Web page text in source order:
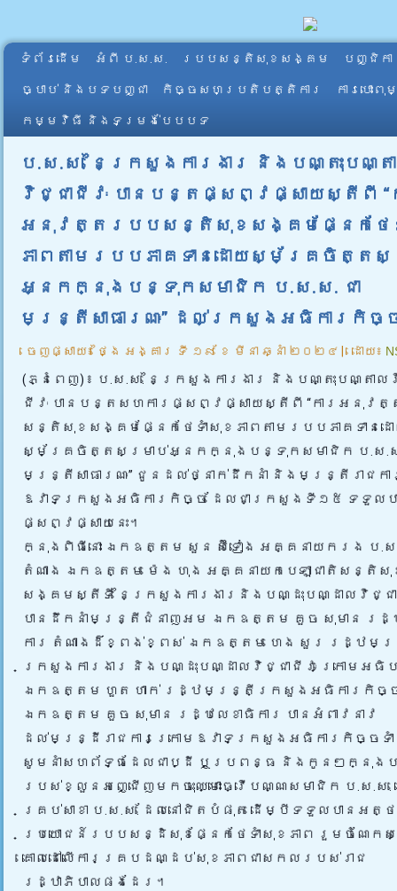
ទំព័រដើម អំពី​ ប.ស.ស. របបសន្តិសុខសង្គម បញ្ជិកា
ច្បាប់ និងបទបញ្ជា កិច្ចសហប្រតិបត្តិការ ការបោះ
កម្មវិធី និងទម្រង់បែបបទ
ប.ស.ស. នៃក្រសួងការងារ និងបណ្តុះបណ្ត
វិជ្ជាជីវៈ បានបន្តផ្សព្វផ្សាយស្តីពី “
អនុវត្តរបបសន្តិសុខសង្គមផ្នែកថែ
ភាពតាមរបបភាគទានដោយស្ម័គ្រចិត្តស
អ្នកក្នុងបន្ទុកសមាជិក ប.ស.ស. ជា
មន្ត្រីសាធារណៈ” ដល់ក្រសួងអធិការកិច្
ចេញផ្សាយ៖ ថ្ងៃ អង្គារ ទី ១៩ ខែ មីនា ឆ្នាំ ២០២៤ | ដោយ៖
(ភ្នំពេញ) ៖ ប.ស.ស. នៃក្រសួងការងារ និងបណ្តុះបណ្តាល
ជីវៈ បានបន្តសហការផ្សព្វផ្សាយស្តីពី “ការអនុវ
សន្តិសុខសង្គមផ្នែកថែទាំសុខភាពតាមរបបភាគទានដ
ស្ម័គ្រចិត្តសម្រាប់អ្នកក្នុងបន្ទុកសមាជិក ប.ស.ស.
មន្ត្រីសាធារណៈ” ជូនដល់ថ្នាក់ដឹកនាំ និងមន្រ្តីរាជកា
ឱវាទក្រសួងអធិការកិច្ច ដែលជាក្រសួងទី១៥ ទទួលប
ផ្សព្វផ្សាយនេះ។
ក្នុងពិធីនោះ ឯកឧត្តម សួន ស៊ីទៀង អគ្គនាយករង ប.ស
តំណាង ឯកឧត្តម ម៉េង ហុង អគ្គនាយកបេឡាជាតិសន្តិសុ
សង្គមស្តីទី នៃក្រសួងការងារនិងបណ្ដុះបណ្ដាលវិជ្ជា
បានដឹកនាំមន្រ្តីជំនាញអម ឯកឧត្តម គួច សុមាន រដ្ឋ
ការ តំណាងដ៏ខ្ពង់ខ្ពស់ ឯកឧត្តម ហេង សួរ រដ្ឋម
ក្រសួងការងារ និងបណ្ដុះបណ្ដាលវិជ្ជាជីវៈ ក្រោមអធិ
ឯកឧត្តម ហួត ហាក់ រដ្ឋមន្ត្រីក្រសួងអធិការកិច្
ឯកឧត្តម គួច សុមាន រដ្ឋលេខាធិការ បានអំពាវនាវ
ដល់មន្រ្ដីរាជការក្រោមឱវាទក្រសួងអធិការកិច្ចទ
សូមនាំសហព័ទ្ធដែលជាប្ដី ឬប្រពន្ធ និងកូនៗក្នុង
របស់ខ្លួនអញ្ជើញមកចុះឈ្មោះធ្វើបណ្ណសមាជិក ប.ស.ស.
គ្រប់សាខា ប.ស.ស. ដែលនៅជិតបំផុត ដើម្បីទទួលបានអត្ថ
ប្រយោជន៍របបសន្ដិសុខផ្នែកថែទាំសុខភាព រួមចំណែក
គោលដៅលើការគ្របដណ្ដប់សុខភាពជាសកលរបស់រាជ
រដ្ឋាភិបាលផងដែរ។